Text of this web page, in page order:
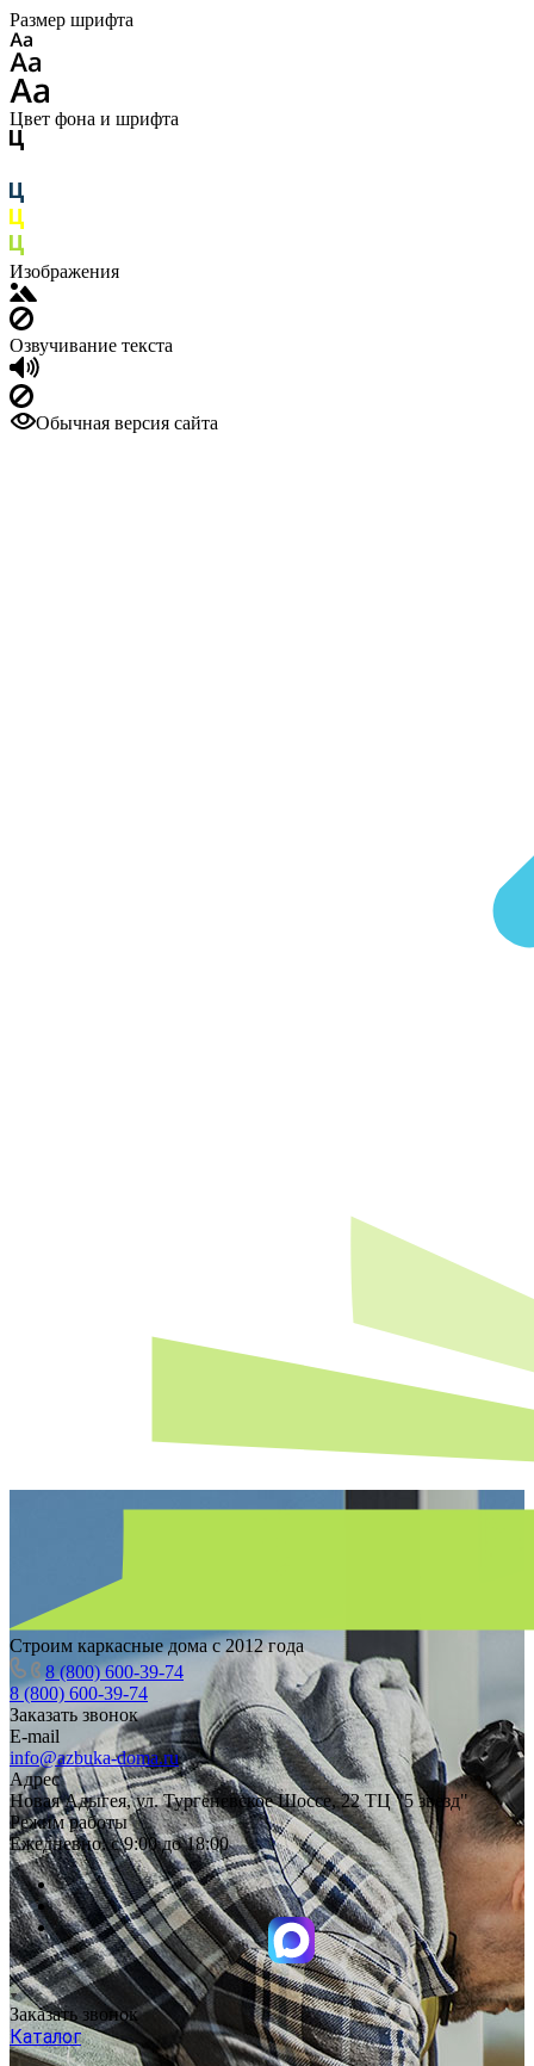
Размер шрифта
Цвет фона и шрифта
Изображения
Озвучивание текста
Обычная версия сайта
Строим каркасные дома с 2012 года
8 (800) 600-39-74
8 (800) 600-39-74
Заказать звонок
E-mail
info@azbuka-doma.ru
Адрес
Новая Адыгея, ул. Тургеневское Шоссе, 22 ТЦ "5 звезд"
Режим работы
Ежедневно: с 9:00 до 18:00
Заказать звонок
Каталог